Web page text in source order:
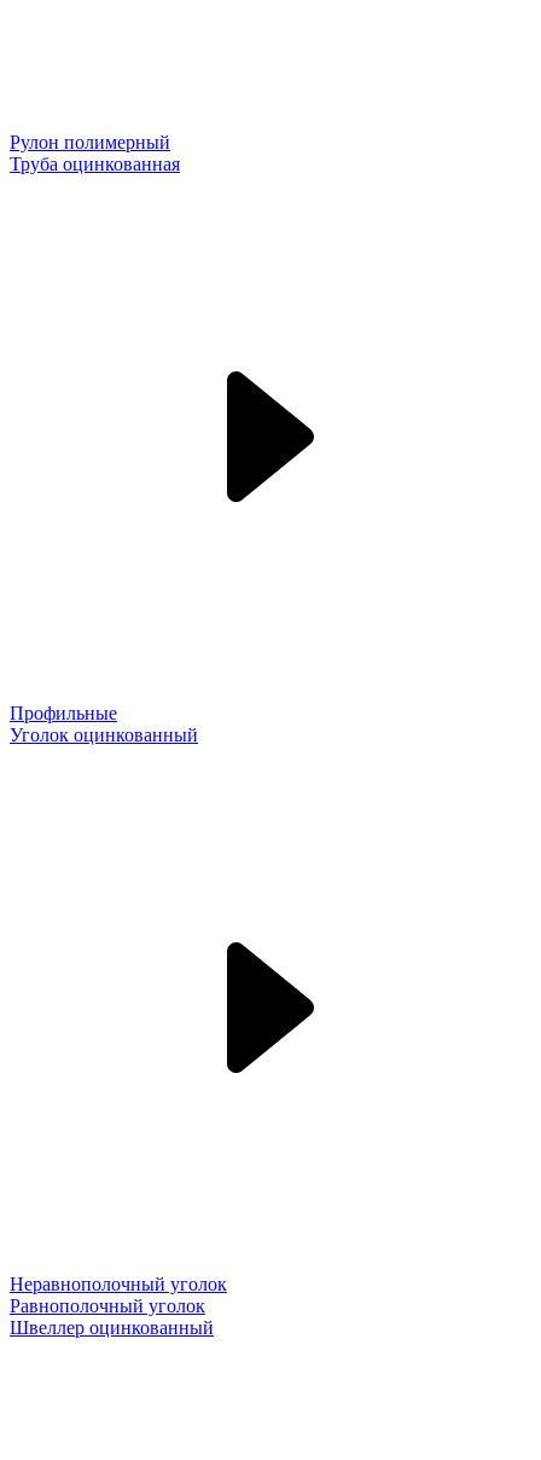
Рулон полимерный
Труба оцинкованная
Профильные
Уголок оцинкованный
Неравнополочный уголок
Равнополочный уголок
Швеллер оцинкованный